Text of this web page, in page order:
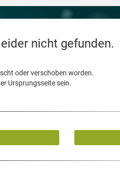
nicht gefunden.
oder verschoben worden.
Ursprungsseite sein.